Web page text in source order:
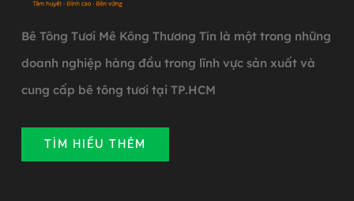
Bê Tông Tươi Mê Kông Thương Tín là một trong những
doanh nghiệp hàng đầu trong lĩnh vực sản xuất và
cung cấp bê tông tươi tại TP.HCM
TÌM HIỂU THÊM